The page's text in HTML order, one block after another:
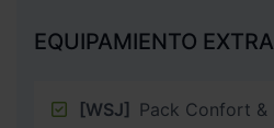
EQUIPAMIENTO EXTRA
[WSJ] Pack Confort &